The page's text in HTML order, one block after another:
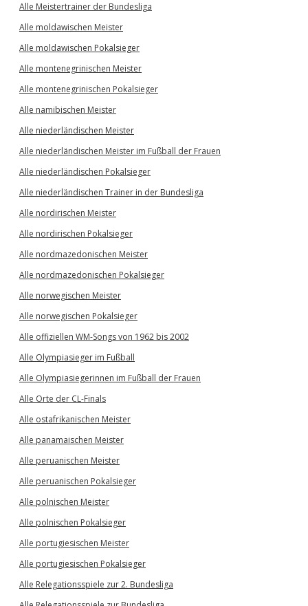
Alle Meistertrainer der Bundesliga
Alle moldawischen Meister
Alle moldawischen Pokalsieger
Alle montenegrinischen Meister
Alle montenegrinischen Pokalsieger
Alle namibischen Meister
Alle niederländischen Meister
Alle niederländischen Meister im Fußball der Frauen
Alle niederländischen Pokalsieger
Alle niederländischen Trainer in der Bundesliga
Alle nordirischen Meister
Alle nordirischen Pokalsieger
Alle nordmazedonischen Meister
Alle nordmazedonischen Pokalsieger
Alle norwegischen Meister
Alle norwegischen Pokalsieger
Alle offiziellen WM-Songs von 1962 bis 2002
Alle Olympiasieger im Fußball
Alle Olympiasiegerinnen im Fußball der Frauen
Alle Orte der CL-Finals
Alle ostafrikanischen Meister
Alle panamaischen Meister
Alle peruanischen Meister
Alle peruanischen Pokalsieger
Alle polnischen Meister
Alle polnischen Pokalsieger
Alle portugiesischen Meister
Alle portugiesischen Pokalsieger
Alle Relegationsspiele zur 2. Bundesliga